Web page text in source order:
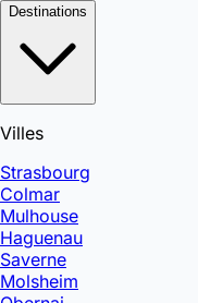
Destinations
Villes
Strasbourg
Colmar
Mulhouse
Haguenau
Saverne
Molsheim